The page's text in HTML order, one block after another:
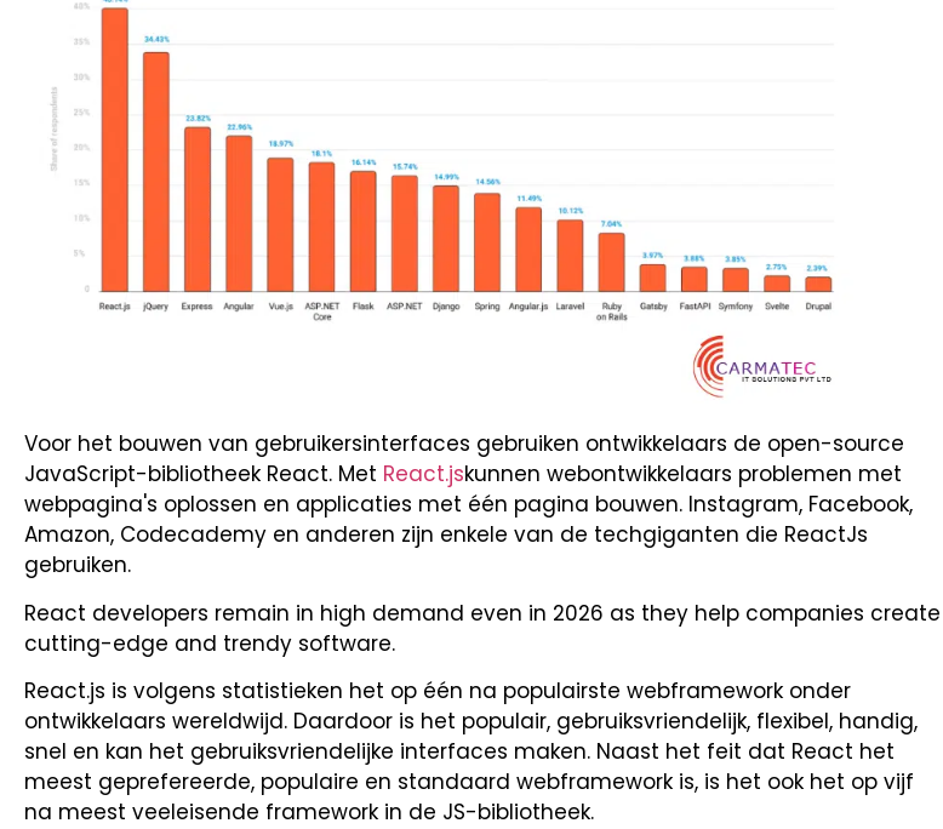
Voor het bouwen van gebruikersinterfaces gebruiken ontwikkelaars de open-source
JavaScript-bibliotheek React. Met React.jskunnen webontwikkelaars problemen met
webpagina's oplossen en applicaties met één pagina bouwen. Instagram, Facebook,
Amazon, Codecademy en anderen zijn enkele van de techgiganten die ReactJs
gebruiken.
React developers remain in high demand even in 2026 as they help companies create
cutting-edge and trendy software.
React.js is volgens statistieken het op één na populairste webframework onder
ontwikkelaars wereldwijd. Daardoor is het populair, gebruiksvriendelijk, flexibel, handig,
snel en kan het gebruiksvriendelijke interfaces maken. Naast het feit dat React het
meest geprefereerde, populaire en standaard webframework is, is het ook het op vijf
na meest veeleisende framework in de JS-bibliotheek.